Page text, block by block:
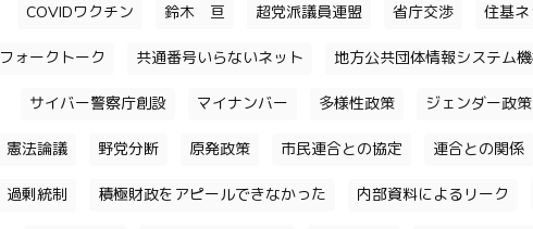
COVIDワクチン 鈴木 亘 超党派議員連盟 省庁交渉 住基ネ
フォークトーク 共通番号いらないネット 地方公共団体情報システム
サイバー警察庁創設 マイナンバー 多様性政策 ジェンダー政策
憲法論議 野党分断 原発政策 市民連合との協定 連合との関係
過剰統制 積極財政をアピールできなかった 内部資料によるリーク